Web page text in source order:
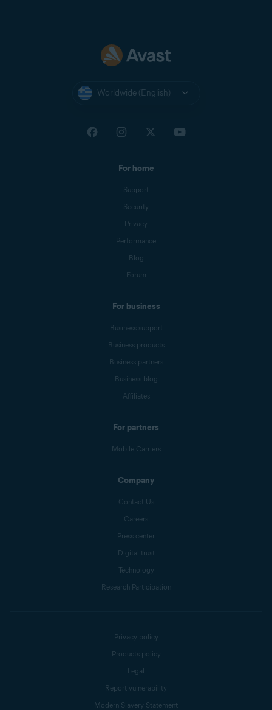
Worldwide (English)
For home
Support
Security
Privacy
Performance
Blog
Forum
For business
Business support
Business products
Business partners
Business blog
Affiliates
For partners
Mobile Carriers
Company
Contact Us
Careers
Press center
Digital trust
Technology
Research Participation
Privacy policy
Products policy
Legal
Report vulnerability
Modern Slavery Statement